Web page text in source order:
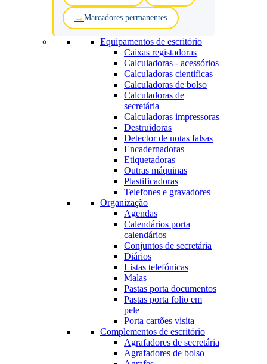
Marcadores permanentes
Equipamentos de escritório
Caixas registadoras
Calculadoras - acessórios
Calculadoras cientificas
Calculadoras de bolso
Calculadoras de
secretária
Calculadoras impressoras
Destruidoras
Detector de notas falsas
Encadernadoras
Etiquetadoras
Outras máquinas
Plastificadoras
Telefones e gravadores
Organização
Agendas
Calendários porta
calendários
Conjuntos de secretária
Diários
Listas telefónicas
Malas
Pastas porta documentos
Pastas porta folio em
pele
Porta cartões visita
Complementos de escritório
Agrafadores de secretária
Agrafadores de bolso